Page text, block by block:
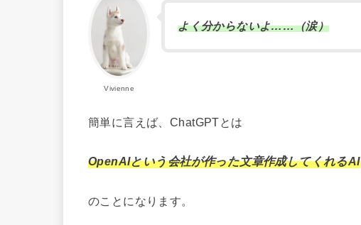
Vivienne
よく分からないよ……（涙）
簡単に言えば、ChatGPTとは
OpenAIという会社が作った文章作成してくれるAI
のことになります。